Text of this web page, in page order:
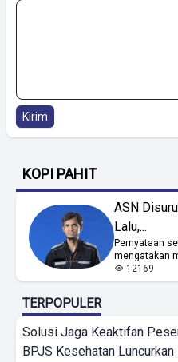
Kirim
KOPI PAHIT
ASN
Lalu,...
Pernyataan
mengatakan
12169
TERPOPULER
Solusi Jaga Keaktifan
BPJS Kesehatan Luncurkan